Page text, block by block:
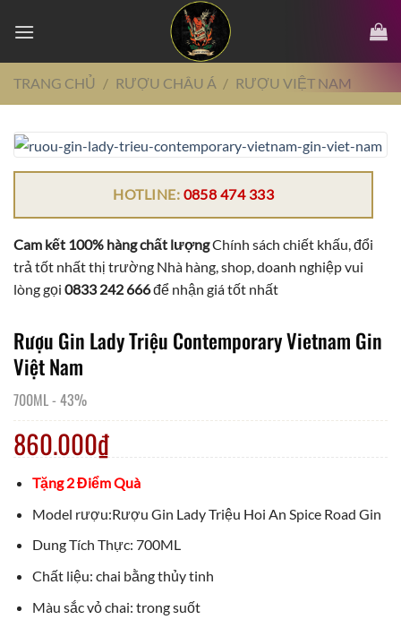
đến
dungTRANG CHỦ / RƯỢU CHÂU Á / RƯỢU VIỆT NAM
HOTLINE: 0858 474 333
Cam kết 100% hàng chất lượngChính sách chiết khấu, đổi
trả tốt nhất thị trường Nhà hàng, shop, doanh nghiệp vui
lòng gọi 0833 242 666để nhận giá tốt nhất
Rượu Gin Lady Triệu Contemporary Vietnam Gin
Việt Nam
700ML- 43%
860.000₫
Tặng 2 Điểm Quà
Model rượu:Rượu Gin Lady Triệu Hoi An Spice Road Gin
Dung Tích Thực: 700ML
Chất liệu: chai bằng thủy tinh
Màu sắc vỏ chai: trong suốt